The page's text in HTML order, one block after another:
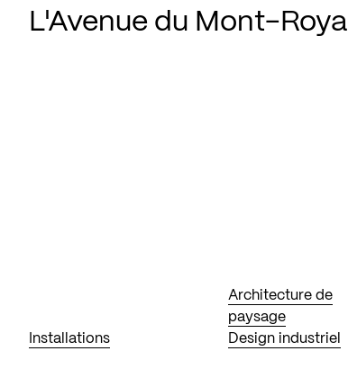
L'Avenue du Mont-Royal
Installations
Architecture de
paysage
Design industriel